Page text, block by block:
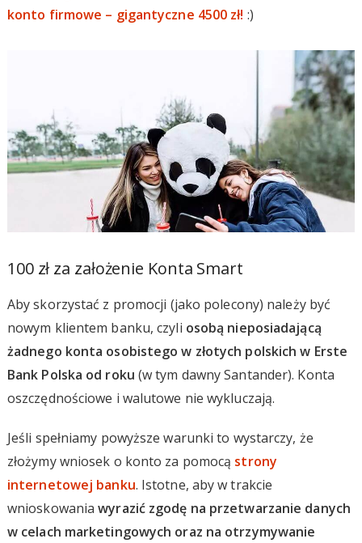
konto firmowe – gigantyczne 4500 zł! :)
100 zł za założenie Konta Smart
Aby skorzystać z promocji (jako polecony) należy być
nowym klientem banku, czyli osobą nieposiadającą
żadnego konta osobistego w złotych polskich w Erste
Bank Polska od roku (w tym dawny Santander). Konta
oszczędnościowe i walutowe nie wykluczają.
Jeśli spełniamy powyższe warunki to wystarczy, że
złożymy wniosek o konto za pomocą strony
internetowej banku. Istotne, aby w trakcie
wnioskowaniawyrazić zgodę na przetwarzanie danych
w celach marketingowych oraz na otrzymywanie